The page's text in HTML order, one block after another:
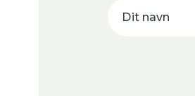
Dit navn